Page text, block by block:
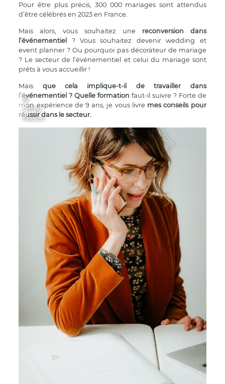
Pour être plus précis, 300 000 mariages sont attendus
d’être célébrés en 2023 en France.
Mais alors, vous souhaitez une reconversion dans
l’événementiel ? Vous souhaitez devenir wedding et
event planner ? Ou pourquoi pas décorateur de mariage
? Le secteur de l’événementiel et celui du mariage sont
prêts à vous accueillir !
Mais que cela implique-t-il de travailler dans
l’événementiel ? Quelle formation faut-il suivre ? Forte de
mon expérience de 9 ans, je vous livre mes conseils pour
réussir dans le secteur.
Ⓒ
Cathy
Marion